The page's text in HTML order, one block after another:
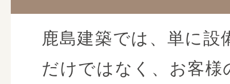
鹿島建築では、単に設
だけではなく、お客様